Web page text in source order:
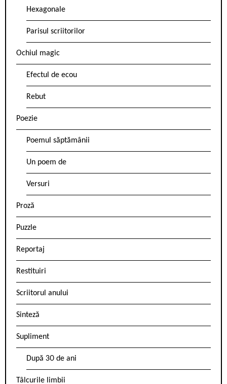
Hexagonale
Parisul scriitorilor
Ochiul magic
Efectul de ecou
Rebut
Poezie
Poemul săptămânii
Un poem de
Versuri
Proză
Puzzle
Reportaj
Restituiri
Scriitorul anului
Sinteză
Supliment
După 30 de ani
Tâlcurile limbii